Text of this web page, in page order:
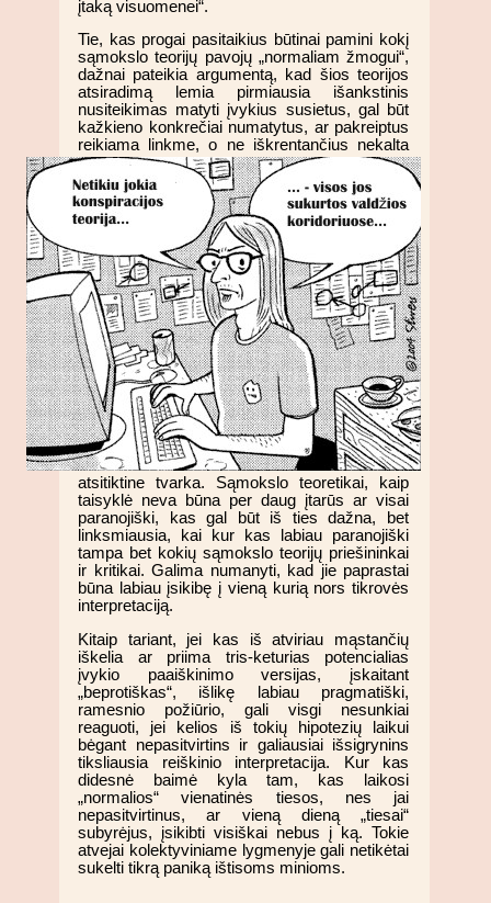
įtaką visuomenei“.
Tie, kas progai pasitaikius būtinai pamini kokį
sąmokslo teorijų pavojų „normaliam žmogui“,
dažnai pateikia argumentą, kad šios teorijos
atsiradimą lemia pirmiausia išankstinis
nusiteikimas matyti įvykius susietus, gal būt
kažkieno konkrečiai numatytus, ar pakreiptus
reikiama linkme,o ne iškrentančius nekalta
atsitiktine tvarka. Sąmokslo teoretikai, kaip
taisyklė neva būna per daug įtarūs ar visai
paranojiški, kas gal būt iš ties dažna, bet
linksmiausia, kai kur kas labiau paranojiški
tampa bet kokių sąmokslo teorijų priešininkai
ir kritikai. Galima numanyti, kad jie paprastai
būna labiau įsikibę į vieną kurią nors tikrovės
interpretaciją.
Kitaip tariant, jei kas iš atviriau mąstančių
iškelia ar priima tris-keturias potencialias
įvykio paaiškinimo versijas, įskaitant
„beprotiškas“, išlikę labiau pragmatiški,
ramesnio požiūrio, gali visgi nesunkiai
reaguoti, jei kelios iš tokių hipotezių laikui
bėgant nepasitvirtins ir galiausiai išsigrynins
tiksliausia reiškinio interpretacija. Kur kas
didesnė baimė kyla tam, kas laikosi
„normalios“ vienatinės tiesos, nes jai
nepasitvirtinus, ar vieną dieną „tiesai“
subyrėjus, įsikibti visiškai nebus į ką. Tokie
atvejai kolektyviniame lygmenyje gali netikėtai
sukelti tikrą paniką ištisoms minioms.